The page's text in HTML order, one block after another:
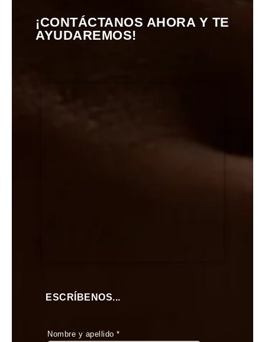
¡CONTÁCTANOS AHORA Y TE
AYUDAREMOS!
ESCRÍBENOS...
Nombre y apellido *